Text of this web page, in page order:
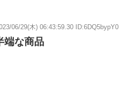
06/29(木) 06:43:59.30 ID:6DQ5bypY0
端な商品